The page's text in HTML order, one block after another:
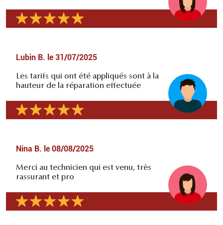
Lubin B. le 31/07/2025
Les tarifs qui ont été appliqués sont à la
hauteur de la réparation effectuée
Nina B. le 08/08/2025
Merci au technicien qui est venu, très
rassurant et pro